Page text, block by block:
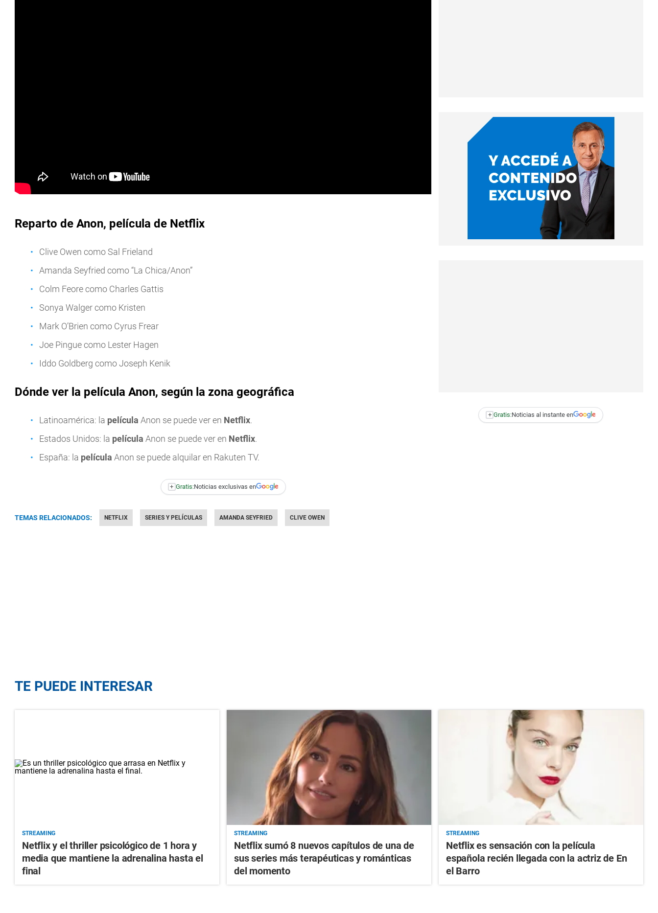
Reparto de Anon, película de Netflix
Clive Owen como Sal Frieland
Amanda Seyfried como “La Chica/Anon”
Colm Feore como Charles Gattis
Sonya Walger como Kristen
Mark O’Brien como Cyrus Frear
Joe Pingue como Lester Hagen
Iddo Goldberg como Joseph Kenik
Dónde ver la película Anon, según la zona geográfica
Latinoamérica: la película Anon se puede ver en Netflix.
Estados Unidos: la película Anon se puede ver en Netflix.
España: la película Anon se puede alquilar en Rakuten TV.
+ Gratis:Noticias exclusivas en
TEMAS RELACIONADOS: NETFLIX SERIES Y PELÍCULAS AMANDA SEYFRIED CLIVE OWEN
+ Gratis:Noticias al instante en
TE PUEDE INTERESAR
STREAMING
Netflix y el thriller psicológico de 1 hora y
media que mantiene la adrenalina hasta el
final
STREAMING
Netflix sumó 8 nuevos capítulos de una de
sus series más terapéuticas y románticas
del momento
STREAMING
Netflix es sensación con la película
española recién llegada con la actriz de En
el Barro